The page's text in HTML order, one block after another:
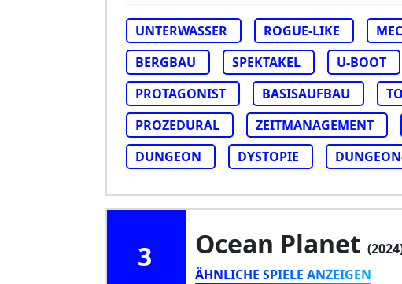
UNTERWASSER ROGUE-LIKE
BERGBAU
SPEKTAKEL
U-BOOT
PROTAGONIST
BASISAUFBAU
PROZEDURAL
ZEITMANAGEMENT
DUNGEON
DYSTOPIE
3 Ocean Planet
ÄHNLICHE SPIELE ANZEIGEN